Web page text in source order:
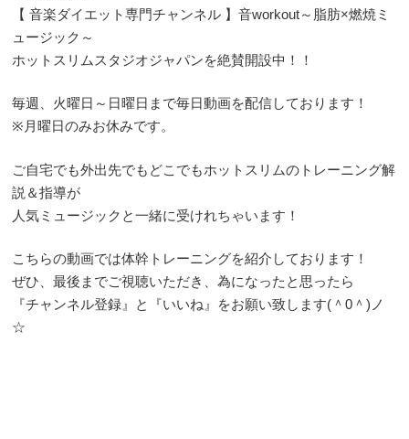
【 音楽ダイエット専門チャンネル 】音workout～脂肪×燃焼ミ
ュージック～
ホットスリムスタジオジャパンを絶賛開設中！！
毎週、火曜日～日曜日まで毎日動画を配信しております！
※月曜日のみお休みです。
ご自宅でも外出先でもどこでもホットスリムのトレーニング解
説＆指導が
人気ミュージックと一緒に受けれちゃいます！
こちらの動画では体幹トレーニングを紹介しております！
ぜひ、最後までご視聴いただき、為になったと思ったら
『チャンネル登録』と『いいね』をお願い致します(＾0＾)ノ
☆